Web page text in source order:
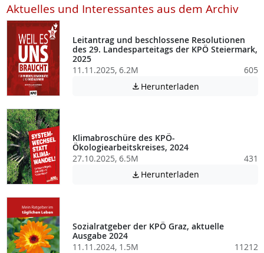
Aktuelles und Interessantes aus dem Archiv
Leitantrag und beschlossene Resolutionen
des 29. Landesparteitags der KPÖ Steiermark,
2025
11.11.2025, 6.2M
605
 Herunterladen
Klimabroschüre des KPÖ-
Ökologiearbeitskreises, 2024
27.10.2025, 6.5M
431
 Herunterladen
Sozialratgeber der KPÖ Graz, aktuelle
Ausgabe 2024
11.11.2024, 1.5M
11212